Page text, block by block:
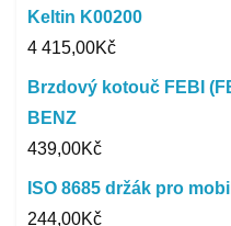
Keltin K00200
4 415,00Kč
Brzdový kotouč FEBI
BENZ
439,00Kč
ISO 8685 držák pro mobil
244,00Kč